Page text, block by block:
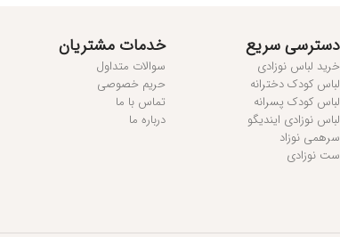
دسترسی سریع
خرید لباس نوزادی
لباس کودک دخترانه
لباس کودک پسرانه
لباس نوزادی ایندیگو
سرهمی نوزاد
ست نوزادی
خدمات مشتریان
سوالات متداول
حریم خصوصی
تماس با ما
درباره ما